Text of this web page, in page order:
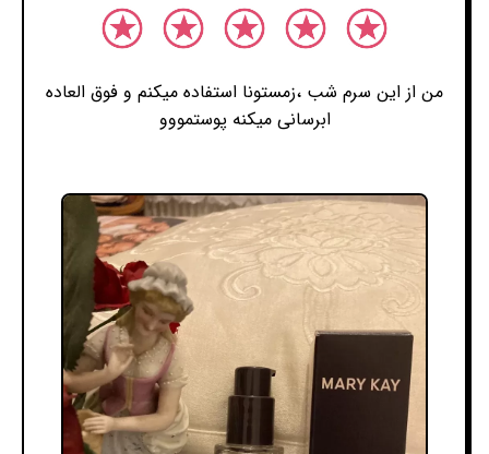
من از این سرم شب ،زمستونا استفاده میکنم و فوق العاده
ابرسانی میکنه پوستمووو